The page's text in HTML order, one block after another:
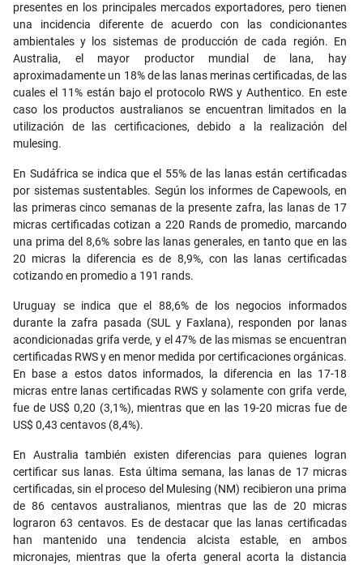
presentes en los principales mercados exportadores, pero tienen
una incidencia diferente de acuerdo con las condicionantes
ambientales y los sistemas de producción de cada región. En
Australia, el mayor productor mundial de lana, hay
aproximadamente un 18% de las lanas merinas certificadas, de las
cuales el 11% están bajo el protocolo RWS y Authentico. En este
caso los productos australianos se encuentran limitados en la
utilización de las certificaciones, debido a la realización del
mulesing.
En Sudáfrica se indica que el 55% de las lanas están certificadas
por sistemas sustentables. Según los informes de Capewools, en
las primeras cinco semanas de la presente zafra, las lanas de 17
micras certificadas cotizan a 220 Rands de promedio, marcando
una prima del 8,6% sobre las lanas generales, en tanto que en las
20 micras la diferencia es de 8,9%, con las lanas certificadas
cotizando en promedio a 191 rands.
Uruguay se indica que el 88,6% de los negocios informados
durante la zafra pasada (SUL y Faxlana), responden por lanas
acondicionadas grifa verde, y el 47% de las mismas se encuentran
certificadas RWS y en menor medida por certificaciones orgánicas.
En base a estos datos informados, la diferencia en las 17-18
micras entre lanas certificadas RWS y solamente con grifa verde,
fue de US$ 0,20 (3,1%), mientras que en las 19-20 micras fue de
US$ 0,43 centavos (8,4%).
En Australia también existen diferencias para quienes logran
certificar sus lanas. Esta última semana, las lanas de 17 micras
certificadas, sin el proceso del Mulesing (NM) recibieron una prima
de 86 centavos australianos, mientras que las de 20 micras
lograron 63 centavos. Es de destacar que las lanas certificadas
han mantenido una tendencia alcista estable, en ambos
micronajes, mientras que la oferta general acorta la distancia